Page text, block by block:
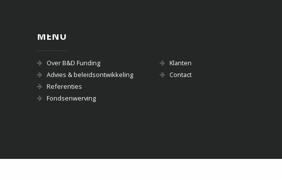
MENU
Over B&D Funding
Advies & beleidsontwikkeling
Referenties
Fondsenwerving
Klanten
Contact